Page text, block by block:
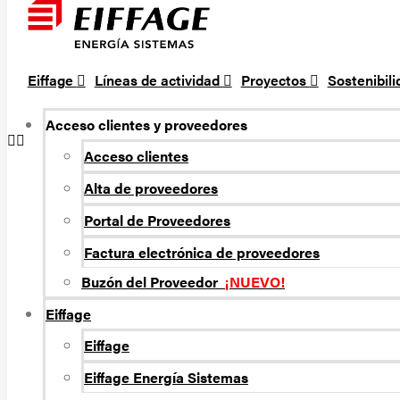
Eiffage Líneas de actividad Proyectos
Acceso clientes y proveedores
Acceso clientes
Alta de proveedores
Portal de Proveedores
Factura electrónica de proveedores
Buzón del Proveedor ¡NUEVO!
Eiffage
Eiffage
Eiffage Energí­a Sistemas